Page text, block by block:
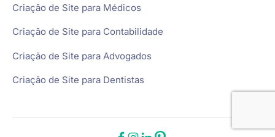
Criação de Site para Médicos
Criação de Site para Contabilidade
Criação de Site para Advogados
Criação de Site para Dentistas